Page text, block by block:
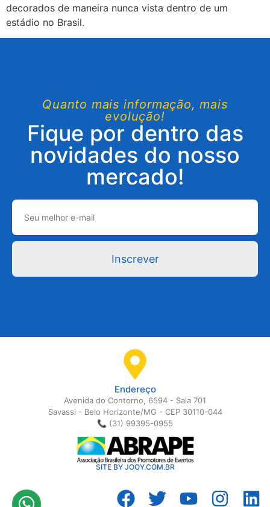
decorados de maneira nunca vista dentro de um
estádio no Brasil.
Quanto mais informação, mais
evolução!
Fique por dentro das
novidades do nosso
mercado!
Inscrever
Endereço
Avenida do Contorno, 6594 - Sala 701
Savassi - Belo Horizonte/MG - CEP 30110-044
📞 (31) 99395-0955
SITE BY JOOY.COM.BR